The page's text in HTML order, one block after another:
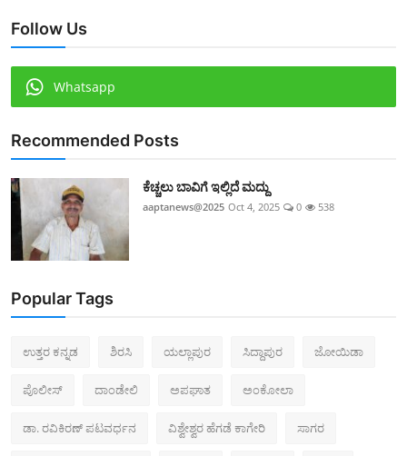
Follow Us
Whatsapp
Recommended Posts
ಕೆಚ್ಚಲು ಬಾವಿಗೆ ಇಲ್ಲಿದೆ ಮದ್ದು
aaptanews@2025 Oct 4, 2025 0 538
Popular Tags
ಉತ್ತರ ಕನ್ನಡ ಶಿರಸಿ ಯಲ್ಲಾಪುರ ಸಿದ್ದಾಪುರ ಜೋಯಿಡಾ
ಪೊಲೀಸ್‌ ದಾಂಡೇಲಿ ಅಪಘಾತ ಅಂಕೋಲಾ
ಡಾ. ರವಿಕಿರಣ್ ಪಟವರ್ಧನ ವಿಶ್ವೇಶ್ವರ ಹೆಗಡೆ ಕಾಗೇರಿ ಸಾಗರ